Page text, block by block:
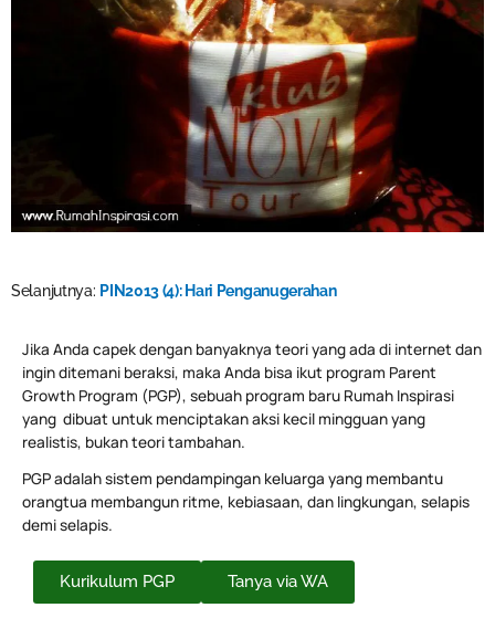
Selanjutnya: PIN2013 (4): Hari Penganugerahan
Jika Anda capek dengan banyaknya teori yang ada di internet dan
ingin ditemani beraksi, maka Anda bisa ikut program Parent
Growth Program (PGP), sebuah program baru Rumah Inspirasi
yang dibuat untuk menciptakan aksi kecil mingguan yang
realistis, bukan teori tambahan.
PGP adalah sistem pendampingan keluarga yang membantu
orangtua membangun ritme, kebiasaan, dan lingkungan, selapis
demi selapis.
Kurikulum PGP Tanya via WA